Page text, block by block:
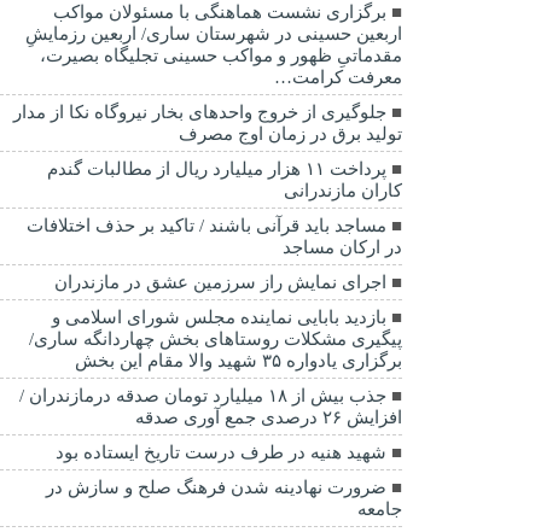
برگزاری نشست هماهنگی با مسئولان مواکب
اربعین حسینی در شهرستان ساری/ اربعین رزمایشِ
مقدماتیِ ظهور و مواکب حسینی تجلیگاه بصیرت،
معرفت کرامت…
جلوگیری از خروج واحدهای بخار نیروگاه نکا از مدار
تولید برق در زمان اوج مصرف
پرداخت ۱۱ هزار میلیارد ریال از مطالبات گندم
کاران مازندرانی
مساجد باید قرآنی باشند / تاکید بر حذف اختلافات
در ارکان مساجد
اجرای نمایش راز سرزمین عشق در مازندران
بازدید بابایی نماینده مجلس شورای اسلامی و
پیگیری مشکلات روستاهای بخش چهاردانگه ساری/
برگزاری یادواره ۳۵ شهید والا مقام این بخش
جذب بیش از ۱۸ میلیارد تومان صدقه درمازندران /
افزایش ۲۶ درصدی جمع آوری صدقه
شهید هنیه در طرف درست تاریخ ایستاده بود
ضرورت نهادینه شدن فرهنگ صلح و سازش در
جامعه